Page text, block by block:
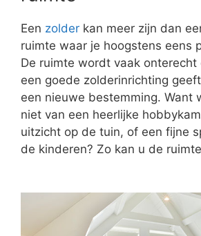
Een zolder kan meer zijn dan
ruimte waar je hoogstens eens
De ruimte wordt vaak
een goede zolderinrichting
een nieuwe bestemming. Want
niet van een heerlijke
uitzicht op de tuin, of een fijne
de kinderen? Zo kan u de